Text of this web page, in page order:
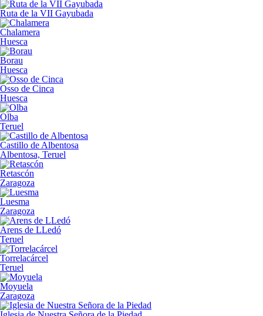
Ruta de la VII Gayubada
Chalamera
Huesca
Borau
Huesca
Osso de Cinca
Huesca
Olba
Teruel
Castillo de Albentosa
Albentosa, Teruel
Retascón
Zaragoza
Luesma
Zaragoza
Arens de LLedó
Teruel
Torrelacárcel
Teruel
Moyuela
Zaragoza